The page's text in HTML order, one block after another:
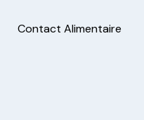
Contact Alimentaire